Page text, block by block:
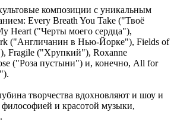
композиции с уникальным
Every Breath You Take ("Твоё
Heart ("Черты моего сердца"),
("Англичанин в Нью-Йорке"), Fields of
Fragile ("Хрупкий"), Roxanne
("Роза пустыни") и, конечно, All for
творчества вдохновляют и шоу и
философией и красотой музыки,